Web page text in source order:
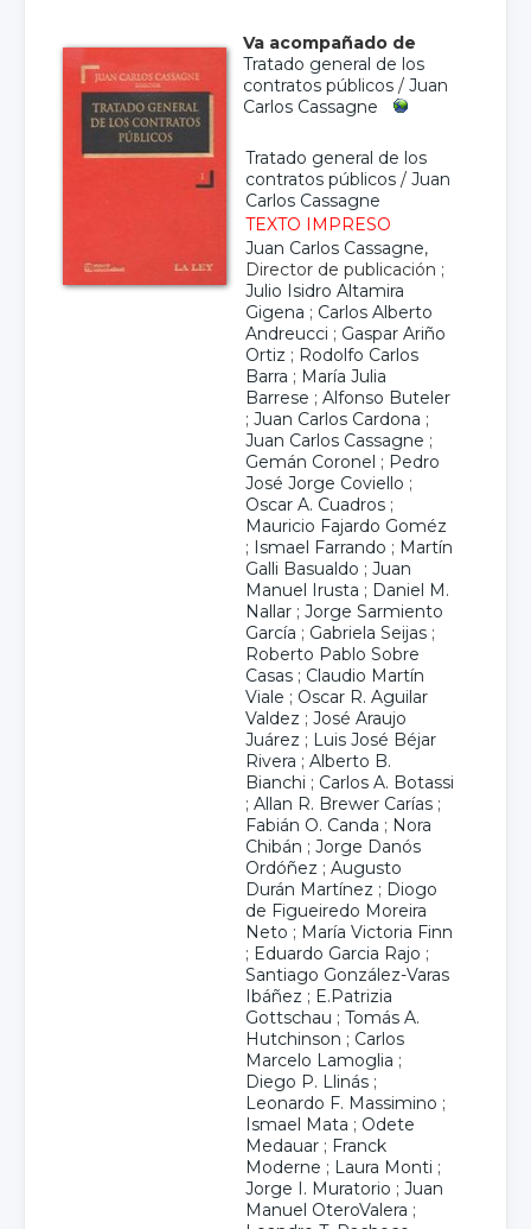
Va acompañado de
Tratado general de los
contratos públicos / Juan
Carlos Cassagne
Tratado general de los
contratos públicos / Juan
Carlos Cassagne
TEXTO IMPRESO
Juan Carlos Cassagne,
Director de publicación ;
Julio Isidro Altamira
Gigena ; Carlos Alberto
Andreucci ; Gaspar Ariño
Ortiz ; Rodolfo Carlos
Barra ; María Julia
Barrese ; Alfonso Buteler
; Juan Carlos Cardona ;
Juan Carlos Cassagne ;
Gemán Coronel ; Pedro
José Jorge Coviello ;
Oscar A. Cuadros ;
Mauricio Fajardo Goméz
; Ismael Farrando ; Martín
Galli Basualdo ; Juan
Manuel Irusta ; Daniel M.
Nallar ; Jorge Sarmiento
García ; Gabriela Seijas ;
Roberto Pablo Sobre
Casas ; Claudio Martín
Viale ; Oscar R. Aguilar
Valdez ; José Araujo
Juárez ; Luis José Béjar
Rivera ; Alberto B.
Bianchi ; Carlos A. Botassi
; Allan R. Brewer Carías ;
Fabián O. Canda ; Nora
Chibán ; Jorge Danós
Ordóñez ; Augusto
Durán Martínez ; Diogo
de Figueiredo Moreira
Neto ; María Victoria Finn
; Eduardo Garcia Rajo ;
Santiago González-Varas
Ibáñez ; E.Patrizia
Gottschau ; Tomás A.
Hutchinson ; Carlos
Marcelo Lamoglia ;
Diego P. Llinás ;
Leonardo F. Massimino ;
Ismael Mata ; Odete
Medauar ; Franck
Moderne ; Laura Monti ;
Jorge I. Muratorio ; Juan
Manuel OteroValera ;